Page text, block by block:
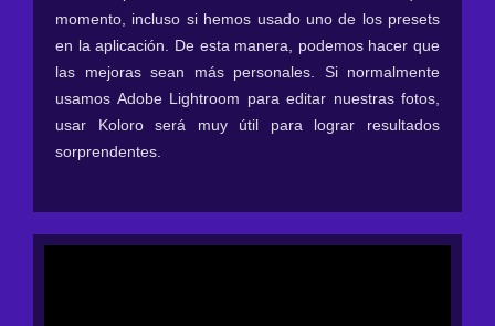
momento, incluso si hemos usado uno de los presets
en la aplicación. De esta manera, podemos hacer que
las mejoras sean más personales. Si normalmente
usamos Adobe Lightroom para editar nuestras fotos,
usar Koloro será muy útil para lograr resultados
sorprendentes.